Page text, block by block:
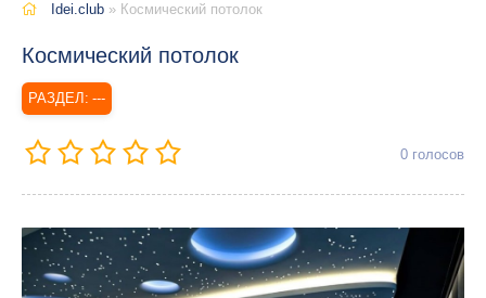
Idei.club » Космический потолок
Космический потолок
---
0 голосов